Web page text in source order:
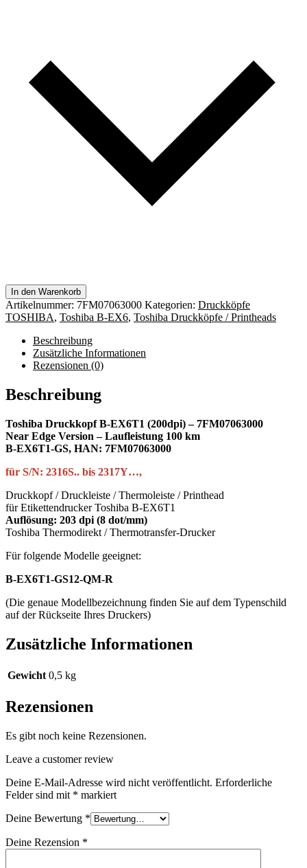
In den Warenkorb
Artikelnummer: 7FM07063000 Kategorien: Druckköpfe
TOSHIBA, Toshiba B-EX6, Toshiba Druckköpfe / Printheads
Beschreibung
Zusätzliche Informationen
Rezensionen (0)
Beschreibung
Toshiba Druckkopf B-EX6T1 (200dpi) – 7FM07063000
Near Edge Version – Laufleistung 100 km
B-EX6T1-GS, HAN: 7FM07063000
für S/N: 2316S.. bis 2317Y…,
Druckkopf / Druckleiste / Thermoleiste / Printhead
für Etikettendrucker Toshiba B-EX6T1
Auflösung: 203 dpi (8 dot/mm)
Toshiba Thermodirekt / Thermotransfer-Drucker
Für folgende Modelle geeignet:
B-EX6T1-GS12-QM-R
(Die genaue Modellbezeichnung finden Sie auf dem Typenschild
auf der Rückseite Ihres Druckers)
Zusätzliche Informationen
Gewicht 0,5 kg
Rezensionen
Es gibt noch keine Rezensionen.
Leave a customer review
Deine E-Mail-Adresse wird nicht veröffentlicht. Erforderliche
Felder sind mit * markiert
Deine Bewertung *
Deine Rezension *